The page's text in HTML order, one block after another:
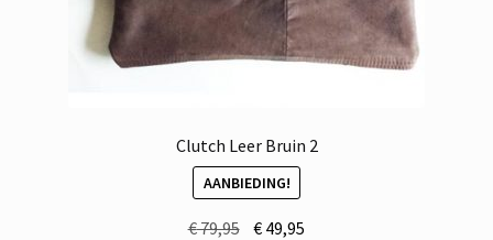
Clutch Leer Bruin 2
AANBIEDING!
€79,95 Oorspronkelijke
€ 49,95